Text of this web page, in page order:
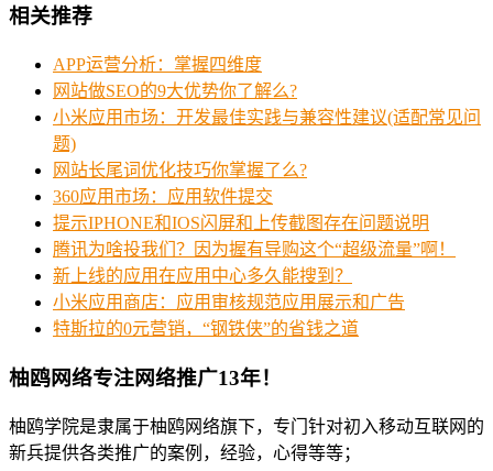
相关推荐
APP运营分析：掌握四维度
网站做SEO的9大优势你了解么?
小米应用市场：开发最佳实践与兼容性建议(适配常见问
题)
网站长尾词优化技巧你掌握了么?
360应用市场：应用软件提交
提示IPHONE和IOS闪屏和上传截图存在问题说明
腾讯为啥投我们？因为握有导购这个“超级流量”啊！
新上线的应用在应用中心多久能搜到？
小米应用商店：应用审核规范应用展示和广告
特斯拉的0元营销，“钢铁侠”的省钱之道
柚鸥网络专注网络推广13年！
柚鸥学院是隶属于柚鸥网络旗下，专门针对初入移动互联网的
新兵提供各类推广的案例，经验，心得等等；